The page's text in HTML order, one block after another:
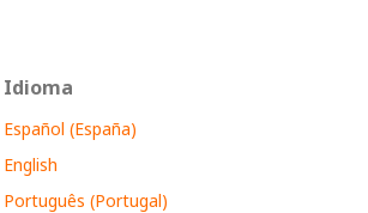
Idioma
Español (España)
English
Português (Portugal)